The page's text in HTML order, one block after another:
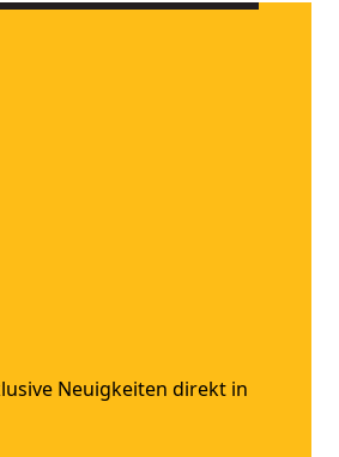
1
Neuigkeiten direkt in